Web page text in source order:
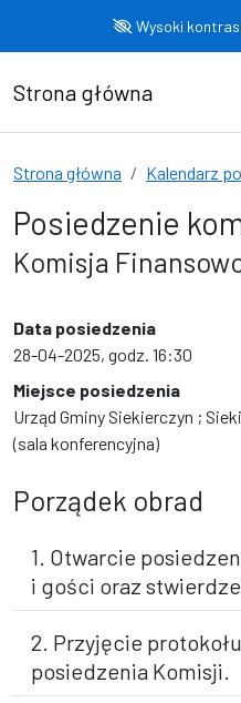
Wysoki
Strona główna
Strona główna Kalendarz
Posiedzenie
Komisja
Data posiedzenia
28-04-2025, godz. 16:30
Miejsce posiedzenia
Urząd Gminy Siekierczyn ;
(sala konferencyjna)
Porządek obrad
1. Otwarcie
i gości oraz
2. Przyjęcie
posiedzenia Komisji.